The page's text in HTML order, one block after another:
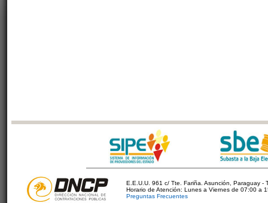
E.E.U.U. 961 c/ Tte. Fariña. Asunción, Paraguay -
Horario de Atención: Lunes a Viernes de 07:00 a
Preguntas Frecuentes